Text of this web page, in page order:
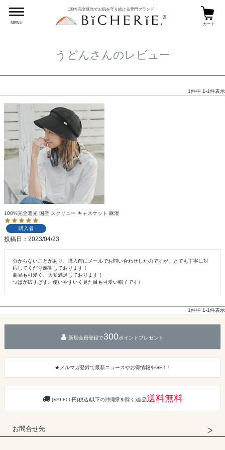
MENU
100％完全遮光でお肌を守り続ける専門ブランド
カート
HOME うどんさんのレビュー
うどんさんのレビュー
1件中 1-1件表示
100%完全遮光 国産 スクリュー キャスケット 麻混
購入者
投稿日 2023/04/23
分からないことがあり、購入前にメールでお問い合わせしたのですが、とても丁寧に対
応してくだり感謝しております！
商品も可愛く、大変満足しております！
つばが広すぎず、使いやすいく見た目も可愛い帽子です♪
1件中 1-1件表示
新規会員登録で300ポイントプレゼント
★メルマガ登録で最新ニュースやお得情報をGET！
(※9,800円(税込)以下の沖縄県を除く)全品送料無料
お問合せ先